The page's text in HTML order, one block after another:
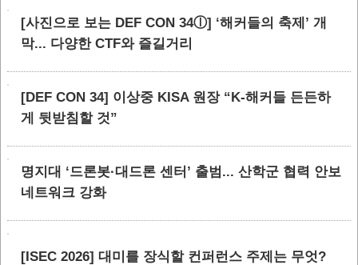
[사진으로 보는 DEF CON 34ⓛ] ‘해커들의 축제’ 개
막... 다양한 CTF와 즐길거리
[DEF CON 34] 이상중 KISA 원장 “K-해커들 든든하
게 뒷받침할 것”
명지대 ‘드론봇·대드론 센터’ 출범... 산학군 협력 안보
네트워크 강화
[ISEC 2026] 대미를 장식할 컨퍼런스 주제는 무엇?